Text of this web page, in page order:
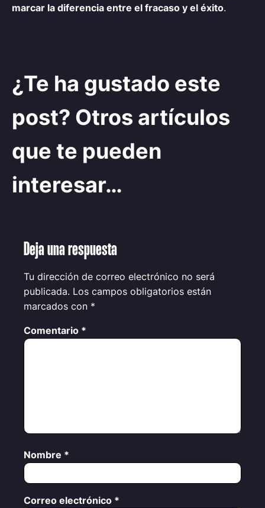
marcar la diferencia entre el fracaso y el éxito.
¿Te ha gustado este
post? Otros artículos
que te pueden
interesar…
Deja una respuesta
Tu dirección de correo electrónico no será
publicada. Los campos obligatorios están
marcados con *
Comentario *
Nombre *
Correo electrónico *